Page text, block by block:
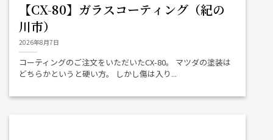
【CX-80】ガラスコーティング（紀の
川市）
2026年8月7日
コーティングのご注文をいただいたCX-80。 マツダの塗装は
どちらかというと硬い方。 しかし傷は入り...